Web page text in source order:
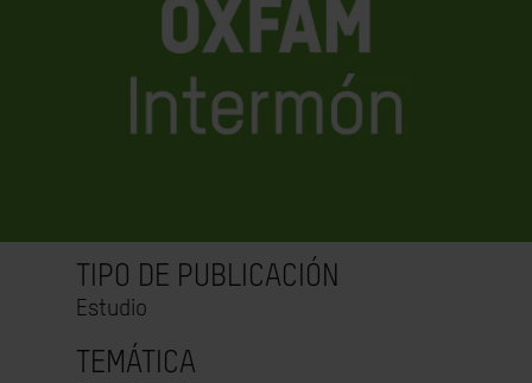
TIPO DE PUBLICACIÓN
Estudio
TEMÁTICA